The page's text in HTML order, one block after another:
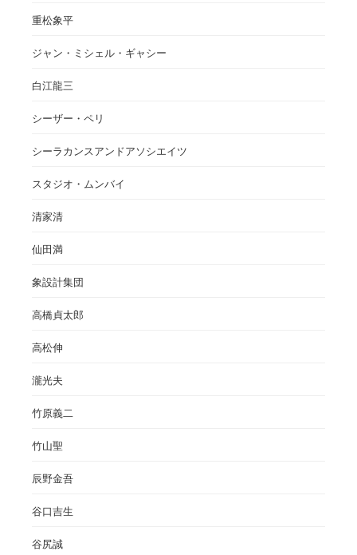
重松象平
ジャン・ミシェル・ギャシー
白江龍三
シーザー・ペリ
シーラカンスアンドアソシエイツ
スタジオ・ムンバイ
清家清
仙田満
象設計集団
高橋貞太郎
高松伸
瀧光夫
竹原義二
竹山聖
辰野金吾
谷口吉生
谷尻誠